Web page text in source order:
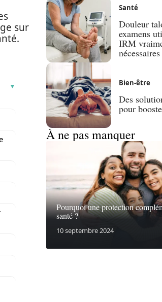
sur
Santé
Douleur
examens
IRM
Bien-être
Des
pour
À ne pas manquer
Pourquoi une protection
santé ?
10 septembre 2024